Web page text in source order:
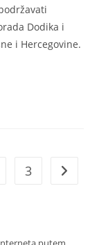
Dodika i
i Hercegovine.
3 Go to